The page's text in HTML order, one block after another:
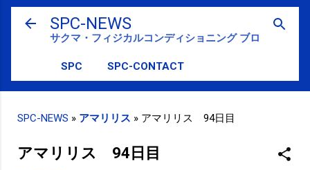
スキップしてメイン コンテンツに移動
SPC-NEWS
サクマ・フィジカルコンディショニング ブログ
SPC SPC-CONTACT
SPC-NEWS » アマリリス » アマリリス 94日目
アマリリス 94日目